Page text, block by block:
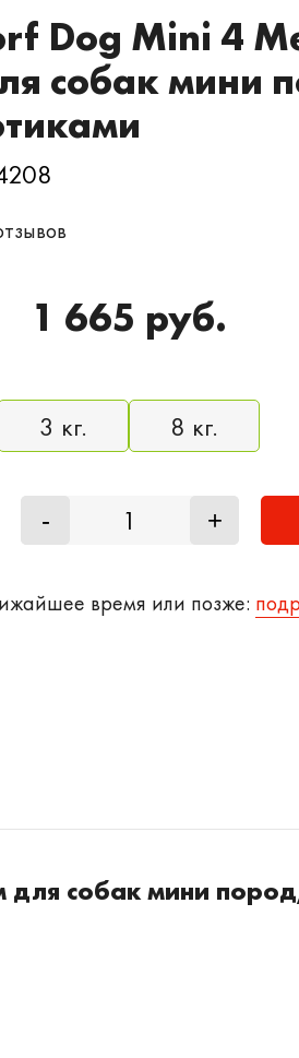
Dog Mini 4
собак мини
1 665 руб.
3 кг. 8 кг.
- +
время или позже:
собак мини